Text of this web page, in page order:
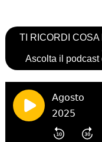
TI RICORDI COSA
Ascolta il podcast